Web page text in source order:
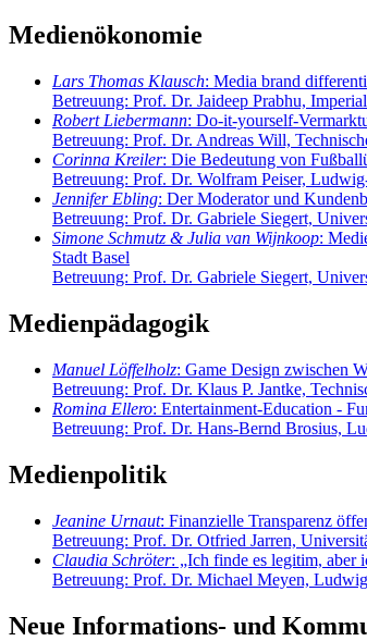
Medienökonomie
Lars Thomas Klausch: Media brand
Betreuung: Prof. Dr. Jaideep Prabhu,
Robert Liebermann: Do-it-yourself-
Betreuung: Prof. Dr. Andreas Will,
Corinna Kreiler: Die Bedeutung von
Betreuung: Prof. Dr. Wolfram Peiser,
Jennifer Ebling: Der Moderator und
Betreuung: Prof. Dr. Gabriele Siegert,
Simone Schmutz & Julia van Wijnkoop:
Stadt Basel
Betreuung: Prof. Dr. Gabriele Siegert,
Medienpädagogik
Manuel Löffelholz: Game Design zwischen
Betreuung: Prof. Dr. Klaus P. Jantke,
Romina Ellero: Entertainment-Education -
Betreuung: Prof. Dr. Hans-Bernd Brosius,
Medienpolitik
Jeanine Urnaut: Finanzielle Transparenz
Betreuung: Prof. Dr. Otfried Jarren,
Claudia Schröter: „Ich finde es legitim, aber
Betreuung: Prof. Dr. Michael Meyen,
Neue Informations- und